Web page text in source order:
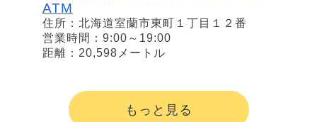
ATM
住所：北海道室蘭市東町１丁目１２番
営業時間：9:00～19:00
距離：20,598メートル
もっと見る